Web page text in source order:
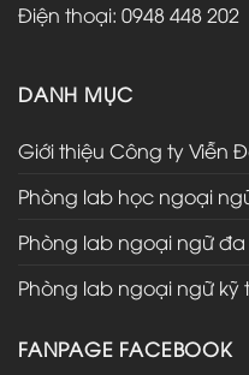
Điện thoại: 0948 448 202
DANH MỤC
Giới thiệu Công ty Viễn
Phòng lab học ngoại
Phòng lab ngoại ngữ
Phòng lab ngoại ngữ kỹ
FANPAGE FACEBOOK